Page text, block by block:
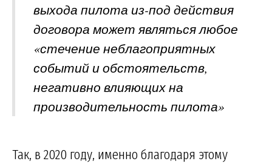
выхода пилота из-под действия
договора может являться любое
«стечение неблагоприятных
событий и обстоятельств,
негативно влияющих на
производительность пилота»
Так, в 2020 году, именно благодаря этому